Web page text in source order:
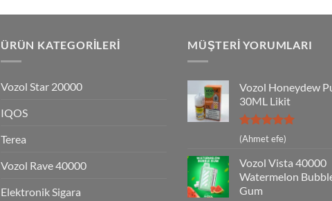
ÜRÜN KATEGORILERI
Vozol Star 20000
IQOS
Terea
Vozol Rave 40000
Elektronik Sigara
MÜŞTERI YORUMLARI
Vozol Honeydew
30ML Likit
5 üzerinden
5
(Ahmet efe)
Vozol Vista 40000
Watermelon
Gum